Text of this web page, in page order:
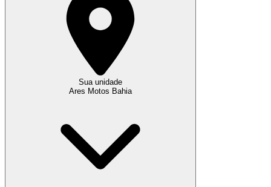
Sua unidade
Ares Motos Bahia